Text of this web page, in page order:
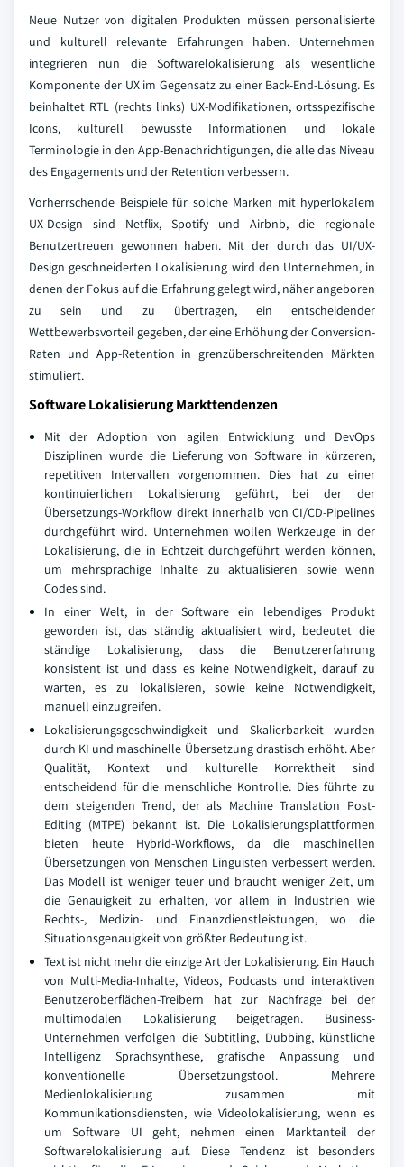
Neue Nutzer von digitalen Produkten müssen personalisierte
und kulturell relevante Erfahrungen haben. Unternehmen
integrieren nun die Softwarelokalisierung als wesentliche
Komponente der UX im Gegensatz zu einer Back-End-Lösung. Es
beinhaltet RTL (rechts links) UX-Modifikationen, ortsspezifische
Icons, kulturell bewusste Informationen und lokale
Terminologie in den App-Benachrichtigungen, die alle das Niveau
des Engagements und der Retention verbessern.
Vorherrschende Beispiele für solche Marken mit hyperlokalem
UX-Design sind Netflix, Spotify und Airbnb, die regionale
Benutzertreuen gewonnen haben. Mit der durch das UI/UX-
Design geschneiderten Lokalisierung wird den Unternehmen, in
denen der Fokus auf die Erfahrung gelegt wird, näher angeboren
zu sein und zu übertragen, ein entscheidender
Wettbewerbsvorteil gegeben, der eine Erhöhung der Conversion-
Raten und App-Retention in grenzüberschreitenden Märkten
stimuliert.
Software Lokalisierung Markttendenzen
Mit der Adoption von agilen Entwicklung und DevOps
Disziplinen wurde die Lieferung von Software in kürzeren,
repetitiven Intervallen vorgenommen. Dies hat zu einer
kontinuierlichen Lokalisierung geführt, bei der der
Übersetzungs-Workflow direkt innerhalb von CI/CD-Pipelines
durchgeführt wird. Unternehmen wollen Werkzeuge in der
Lokalisierung, die in Echtzeit durchgeführt werden können,
um mehrsprachige Inhalte zu aktualisieren sowie wenn
Codes sind.
In einer Welt, in der Software ein lebendiges Produkt
geworden ist, das ständig aktualisiert wird, bedeutet die
ständige Lokalisierung, dass die Benutzererfahrung
konsistent ist und dass es keine Notwendigkeit, darauf zu
warten, es zu lokalisieren, sowie keine Notwendigkeit,
manuell einzugreifen.
Lokalisierungsgeschwindigkeit und Skalierbarkeit wurden
durch KI und maschinelle Übersetzung drastisch erhöht. Aber
Qualität, Kontext und kulturelle Korrektheit sind
entscheidend für die menschliche Kontrolle. Dies führte zu
dem steigenden Trend, der als Machine Translation Post-
Editing (MTPE) bekannt ist. Die Lokalisierungsplattformen
bieten heute Hybrid-Workflows, da die maschinellen
Übersetzungen von Menschen Linguisten verbessert werden.
Das Modell ist weniger teuer und braucht weniger Zeit, um
die Genauigkeit zu erhalten, vor allem in Industrien wie
Rechts-, Medizin- und Finanzdienstleistungen, wo die
Situationsgenauigkeit von größter Bedeutung ist.
Text ist nicht mehr die einzige Art der Lokalisierung. Ein Hauch
von Multi-Media-Inhalte, Videos, Podcasts und interaktiven
Benutzeroberflächen-Treibern hat zur Nachfrage bei der
multimodalen Lokalisierung beigetragen. Business-
Unternehmen verfolgen die Subtitling, Dubbing, künstliche
Intelligenz Sprachsynthese, grafische Anpassung und
konventionelle Übersetzungstool. Mehrere
Medienlokalisierung zusammen mit
Kommunikationsdiensten, wie Videolokalisierung, wenn es
um Software UI geht, nehmen einen Marktanteil der
Softwarelokalisierung auf. Diese Tendenz ist besonders